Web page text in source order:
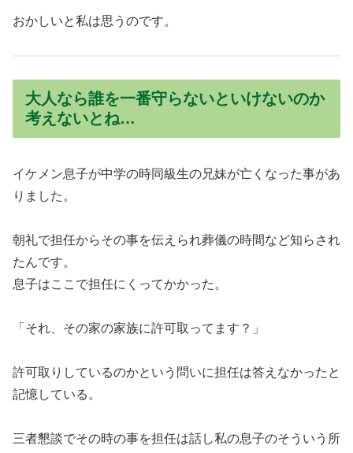
おかしいと私は思うのです。
大人なら誰を一番守らないといけないのか
考えないとね…
イケメン息子が中学の時同級生の兄妹が亡くなった事があ
りました。
朝礼で担任からその事を伝えられ葬儀の時間など知らされ
たんです。
息子はここで担任にくってかかった。
「それ、その家の家族に許可取ってます？」
許可取りしているのかという問いに担任は答えなかったと
記憶している。
三者懇談でその時の事を担任は話し私の息子のそういう所